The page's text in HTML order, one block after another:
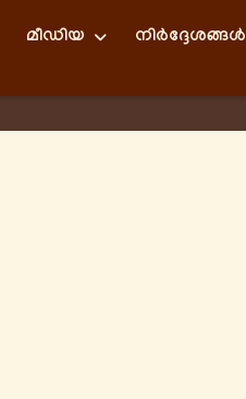
മീഡിയ നിർദ്ദേശങ്ങൾ